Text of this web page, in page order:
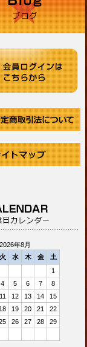
2026年8月
火 水 木 金
土
1
4 5 6 7
8
11 12 13 14
15
18 19 20 21
22
26 27 28
29